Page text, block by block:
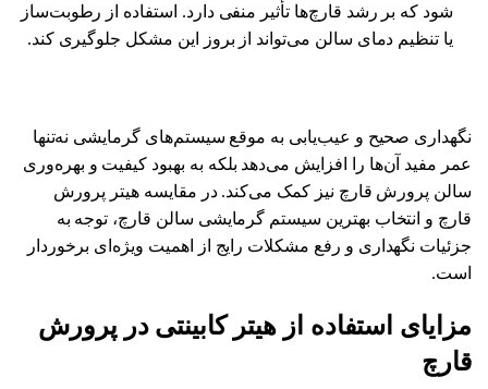
شود که بر رشد قارچ‌ها تأثیر منفی دارد. استفاده از رطوبت‌ساز
یا تنظیم دمای سالن می‌تواند از بروز این مشکل جلوگیری کند.
نگهداری صحیح و عیب‌یابی به موقع سیستم‌های گرمایشی نه‌تنها
عمر مفید آن‌ها را افزایش می‌دهد بلکه به بهبود کیفیت و بهره‌وری
سالن پرورش قارچ نیز کمک می‌کند. در مقایسه هیتر پرورش
قارچ و انتخاب بهترین سیستم گرمایشی سالن قارچ، توجه به
جزئیات نگهداری و رفع مشکلات رایج از اهمیت ویژه‌ای برخوردار
است.
مزایای استفاده از هیتر کابینتی در پرورش
قارچ